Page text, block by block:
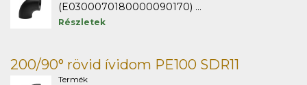
(E0300070180000090170) ...
Részletek
200/90° rövid ívidom PE100 SDR11
Termék